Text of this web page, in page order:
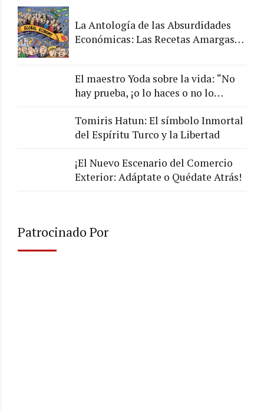
La Antología de las Absurdidades
Económicas: Las Recetas Amargas
El maestro Yoda sobre la vida: “No
hay prueba, ¡o lo haces o no lo
Tomiris Hatun: El símbolo Inmortal
del Espíritu Turco y la Libertad
¡El Nuevo Escenario del Comercio
Exterior: Adáptate o Quédate Atrás!
Patrocinado Por